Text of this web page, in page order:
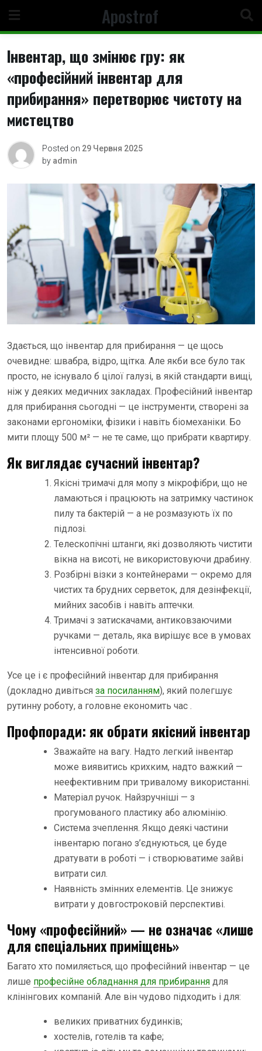
content
Apostrof
Інвентар, що змінює гру: як
«професійний інвентар для
прибирання» перетворює чистоту на
мистецтво
Posted on 29 Червня 2025
by admin
Здається, що інвентар для прибирання — це щось
очевидне: швабра, відро, щітка. Але якби все було так
просто, не існувало б цілої галузі, в якій стандарти вищі,
ніж у деяких медичних закладах. Професійний інвентар
для прибирання сьогодні — це інструменти, створені за
законами ергономіки, фізики і навіть біомеханіки. Бо
мити площу 500 м² — не те саме, що прибрати квартиру.
Як виглядає сучасний інвентар?
Якісні тримачі для мопу з мікрофібри, що не
ламаються і працюють на затримку частинок
пилу та бактерій — а не розмазують їх по
підлозі.
Телескопічні штанги, які дозволяють чистити
вікна на висоті, не використовуючи драбину.
Розбірні візки з контейнерами — окремо для
чистих та брудних серветок, для дезінфекції,
мийних засобів і навіть аптечки.
Тримачі з затискачами, антиковзаючими
ручками — деталь, яка вирішує все в умовах
інтенсивної роботи.
Усе це і є професійний інвентар для прибирання
(докладно дивіться за посиланням), який полегшує
рутинну роботу, а головне економить час .
Профпоради: як обрати якісний інвентар
Зважайте на вагу. Надто легкий інвентар
може виявитись крихким, надто важкий —
неефективним при тривалому використанні.
Матеріал ручок. Найзручніші — з
прогумованого пластику або алюмінію.
Система зчеплення. Якщо деякі частини
інвентарю погано з’єднуються, це буде
дратувати в роботі — і створюватиме зайві
витрати сил.
Наявність змінних елементів. Це знижує
витрати у довгостроковій перспективі.
Чому «професійний» — не означає «лише
для спеціальних приміщень»
Багато хто помиляється, що професійний інвентар — це
лише професійне обладнання для прибирання для
клінінгових компаній. Але він чудово підходить і для:
великих приватних будинків;
хостелів, готелів та кафе;